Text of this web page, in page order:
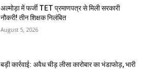
अल्मोड़ा में फर्जी TET प्रमाणपत्र से मिली सरकारी
नौकरी! तीन शिक्षक निलंबित
August 5, 2026
बड़ी कार्रवाई: अवैध चीड़ लीसा कारोबार का भंडाफोड़, भारी